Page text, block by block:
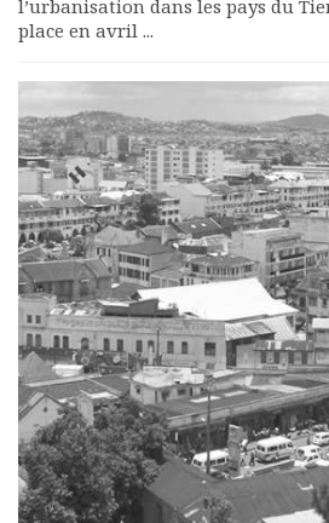
l’urbanisation dans les pays du
place en avril ...